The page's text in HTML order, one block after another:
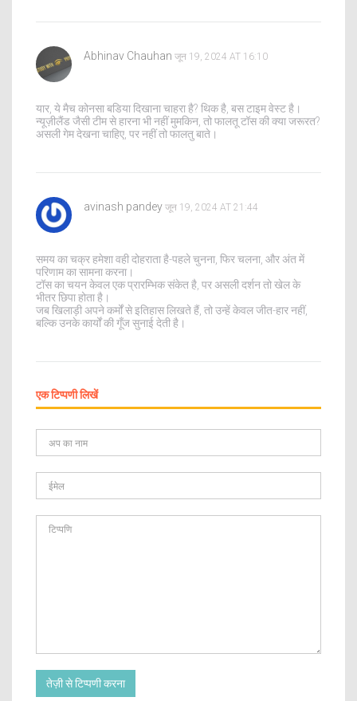
Abhinav Chauhan जून 19, 2024 AT 16:10
यार, ये मैच कोनसा बडिया दिखाना चाहरा है? थिक है, बस टाइम वेस्ट है।
न्यूज़ीलैंड जैसी टीम से हारना भी नहीं मुमकिन, तो फालतू टॉस की क्या जरूरत?
असली गेम देखना चाहिए, पर नहीं तो फालतु बाते।
avinash pandey जून 19, 2024 AT 21:44
समय का चक्र हमेशा वही दोहराता है-पहले चुनना, फिर चलना, और अंत में
परिणाम का सामना करना।
टॉस का चयन केवल एक प्रारम्भिक संकेत है, पर असली दर्शन तो खेल के
भीतर छिपा होता है।
जब खिलाड़ी अपने कर्मों से इतिहास लिखते हैं, तो उन्हें केवल जीत-हार नहीं,
बल्कि उनके कार्यों की गूँज सुनाई देती है।
एक टिप्पणी लिखें
तेज़ी से टिप्पणी करना